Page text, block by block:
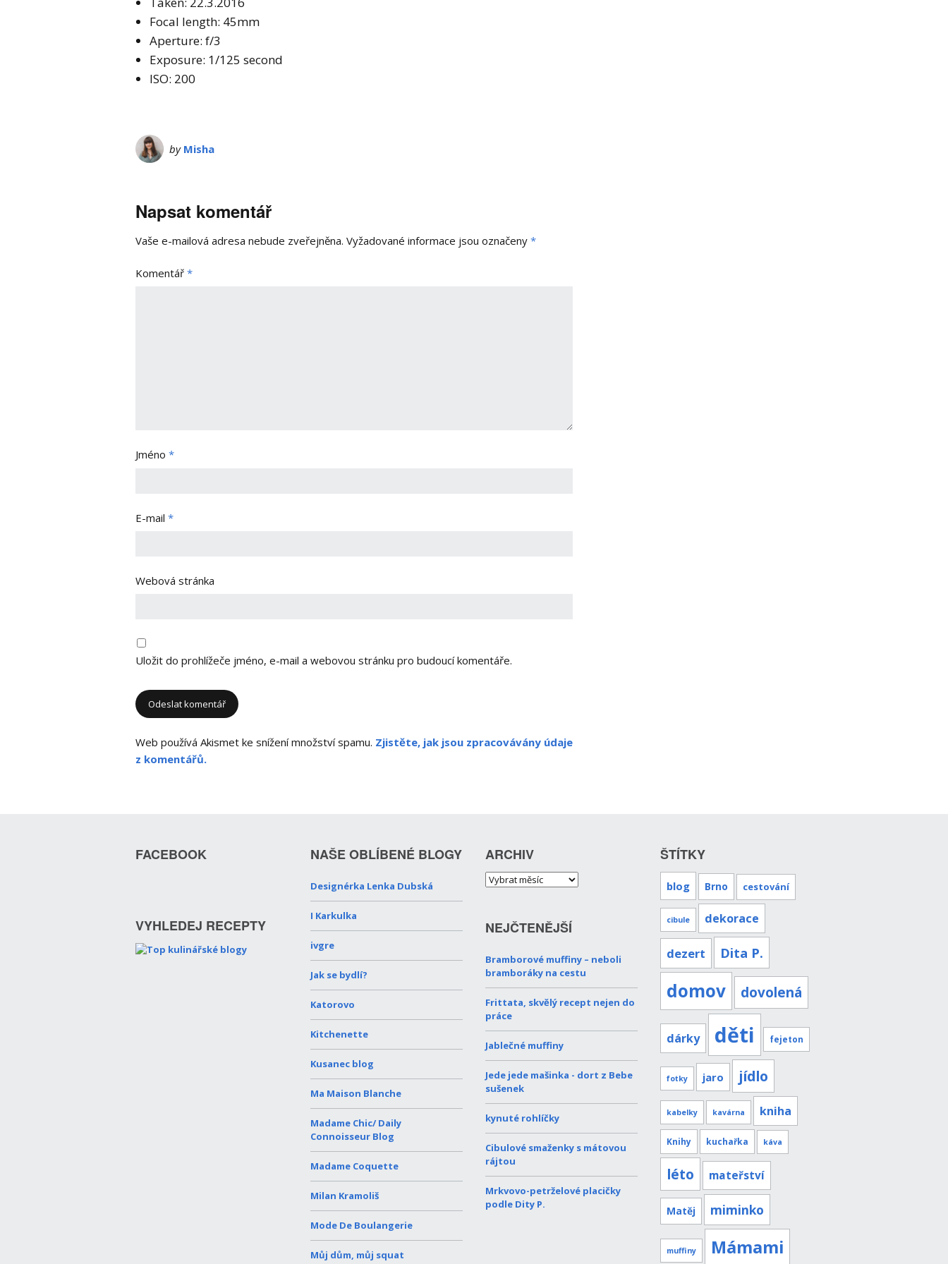
Focal length: 45mm
Aperture: f/3
Exposure: 1/125 second
ISO: 200
by Misha
Napsat komentář
Vaše e-mailová adresa nebude zveřejněna. Vyžadované informace jsou označeny *
Komentář *
Jméno *
E-mail *
Webová stránka
Uložit do prohlížeče jméno, e-mail a webovou stránku pro budoucí komentáře.
Web používá Akismet ke snížení množství spamu. Zjistěte, jak jsou zpracovávány údaje
z komentářů.
FACEBOOK
VYHLEDEJ RECEPTY
NAŠE OBLÍBENÉ BLOGY
Designérka Lenka Dubská
I Karkulka
ivgre
Jak se bydlí?
Katorovo
Kitchenette
Kusanec blog
Ma Maison Blanche
Madame Chic/ Daily
Connoisseur Blog
Madame Coquette
Milan Kramoliš
Mode De Boulangerie
Můj dům, můj squat
ARCHIV
NEJČTENĚJŠÍ
Bramborové muffiny – neboli
bramboráky na cestu
Frittata, skvělý recept nejen do
práce
Jablečné muffiny
Jede jede mašinka - dort z Bebe
sušenek
kynuté rohlíčky
Cibulové smaženky s mátovou
rájtou
Mrkvovo-petrželové placičky
podle Dity P.
ŠTÍTKY
blog Brno cestování
cibule dekorace
dezert Dita P.
domov dovolená
dárky děti fejeton
fotky jaro jídlo
kabelky kavárna kniha
Knihy kuchařka káva
léto mateřství
Matěj miminko
muffiny Mámami